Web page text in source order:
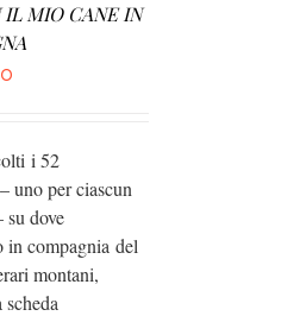
IL MIO CANE IN
i 52
uno per ciascun
su dove
in compagnia del
montani,